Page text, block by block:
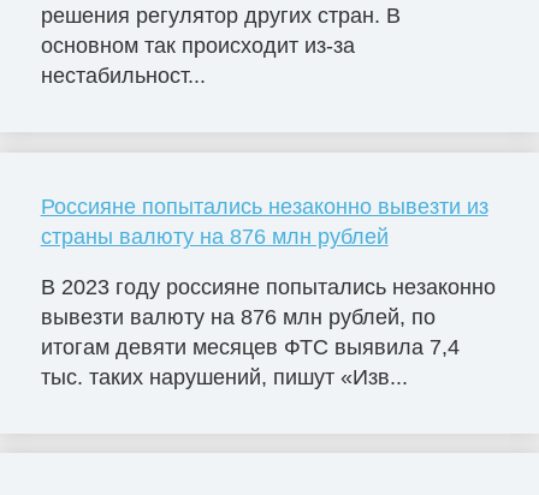
решения регулятор других стран. В
основном так происходит из-за
нестабильност...
Россияне попытались незаконно вывезти из
страны валюту на 876 млн рублей
В 2023 году россияне попытались незаконно
вывезти валюту на 876 млн рублей, по
итогам девяти месяцев ФТС выявила 7,4
тыс. таких нарушений, пишут «Изв...